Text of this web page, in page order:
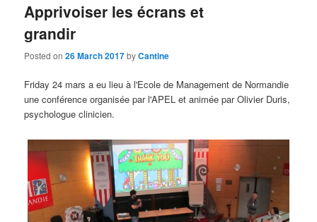
Apprivoiser les écrans et
grandir
Posted on26 March 2017byCantine
Friday 24 mars a eu lieu à l'Ecole de Management de Normandie
une conférence organisée par l'APEL et animée par Olivier Duris,
psychologue clinicien.